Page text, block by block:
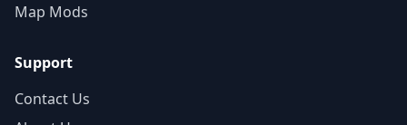
Map Mods
Support
Contact Us